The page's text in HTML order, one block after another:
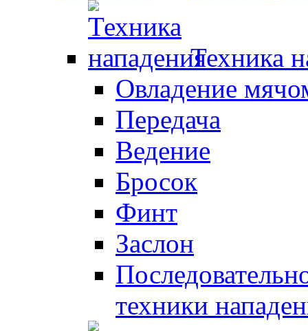
Техника
Овладение
Передача
Ведение
Бросок
Финт
Заслон
техники